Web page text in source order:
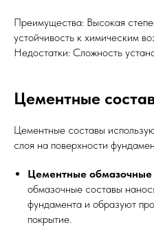
Преимущества: Высокая
устойчивость к химическим
Недостатки: Сложность
Цементные
Цементные составы
слоя на поверхности
Цементные обмазочные
обмазочные составы
фундамента и образуют
покрытие.